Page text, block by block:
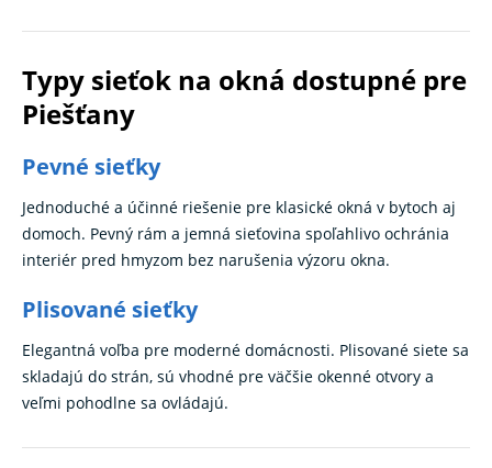
Typy sieťok na okná dostupné pre
Piešťany
Pevné sieťky
Jednoduché a účinné riešenie pre klasické okná v bytoch aj
domoch. Pevný rám a jemná sieťovina spoľahlivo ochránia
interiér pred hmyzom bez narušenia výzoru okna.
Plisované sieťky
Elegantná voľba pre moderné domácnosti. Plisované siete sa
skladajú do strán, sú vhodné pre väčšie okenné otvory a
veľmi pohodlne sa ovládajú.